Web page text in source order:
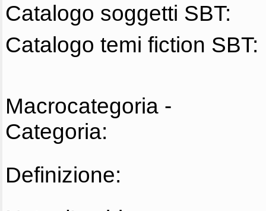
Catalogo soggetti SBT:
Catalogo temi fiction SBT:
Macrocategoria -
Categoria:
Definizione: